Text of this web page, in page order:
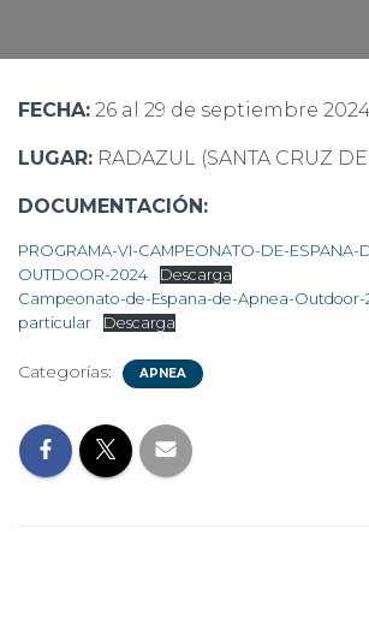
FECHA: 26 al 29 de septiembre
LUGAR: RADAZUL (SANTA CRUZ
DOCUMENTACIÓN:
PROGRAMA-VI-CAMPEONATO-DE-ESPANA-
OUTDOOR-2024
Descarga
Campeonato-de-Espana-de-Apnea-
particular
Descarga
Categorías: APNEA